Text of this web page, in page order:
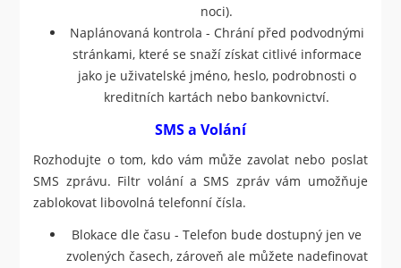
noci).
Naplánovaná kontrola - Chrání před podvodnými
stránkami, které se snaží získat citlivé informace
jako je uživatelské jméno, heslo, podrobnosti o
kreditních kartách nebo bankovnictví.
SMS a Volání
Rozhodujte o tom, kdo vám může zavolat nebo poslat
SMS zprávu. Filtr volání a SMS zpráv vám umožňuje
zablokovat libovolná telefonní čísla.
Blokace dle času - Telefon bude dostupný jen ve
zvolených časech, zároveň ale můžete nadefinovat